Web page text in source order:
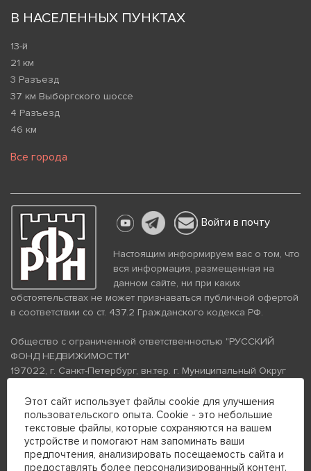
В НАСЕЛЕННЫХ ПУНКТАХ
13-й
21 км
3 Разъезд
37 км Выборгского шоссе
4 Разъезд
46 км
Все города
Войти в почту
Настоящим информируем вас о том, что
вся информация, размещенная на
данном сайте, ни при каких
обстоятельствах не может признаваться публичной офертой
в соответствии со ст. 437.2 Гражданского кодекса РФ.
Общество с ограниченной ответственностью "РУССКИЙ
ФОНД НЕДВИЖИМОСТИ"
197022, г. Санкт-Петербург, вн.тер. г. Муниципальный Округ
помещение 26Н, комната 103
ИНН 7813672570 КПП 781301001 ОГРН 1237800058870
Политика конфиденциальности
Политика обработки
персональных данных
Телефон для связи:
Этот сайт использует файлы cookie для улучшения
пользовательского опыта. Cookie - это небольшие
текстовые файлы, которые сохраняются на вашем
устройстве и помогают нам запоминать ваши
предпочтения, анализировать посещаемость сайта и
предоставлять более персонализированный контент.